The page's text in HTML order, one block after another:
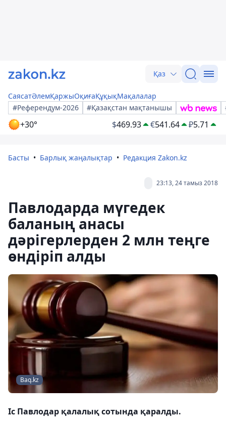
Қаз
СаясатӘлемҚаржыОқиғаҚұқықМақалалар
#Референдум-2026
#Қазақстан мақтанышы
+30° $469.93 €541.64 ₽5.71
Басты Барлық жаңалықтар Редакция Zakon.kz
23:13, 24 тамыз 2018
Павлодарда мүгедек
баланың анасы
дәрігерлерден 2 млн теңге
өндіріп алды
Baq.kz
Іс Павлодар қалалық сотында қаралды.